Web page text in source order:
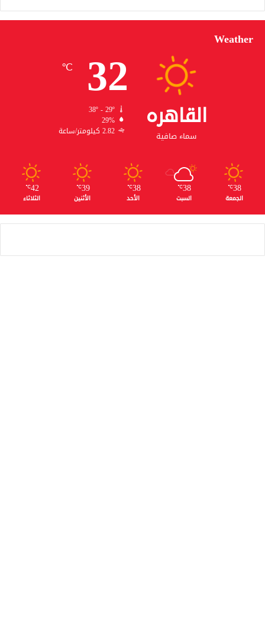
Weather
القاهره
سماء صافية
32
℃
38º - 29º
29%
2.82 كيلومتر/ساعة
38
℃
الجمعة
38
℃
السبت
38
℃
الأحد
39
℃
الأثنين
42
℃
الثلاثاء